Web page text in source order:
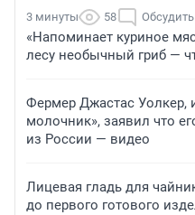
3 минуты 58 Обсудить
«Напоминает куриное
лесу необычный гриб —
Фермер Джастас Уолкер,
молочник», заявил что
из России — видео
Лицевая гладь для
до первого готового